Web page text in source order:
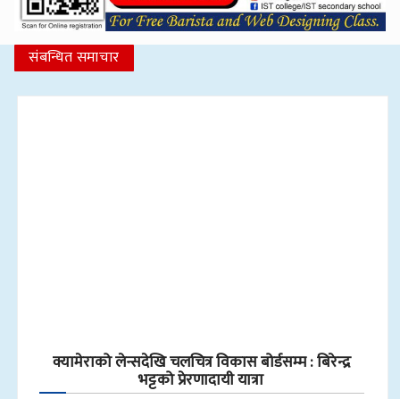
संबन्धित समाचार
क्यामेराको लेन्सदेखि चलचित्र विकास बोर्डसम्म : बिरेन्द्र
भट्टको प्रेरणादायी यात्रा